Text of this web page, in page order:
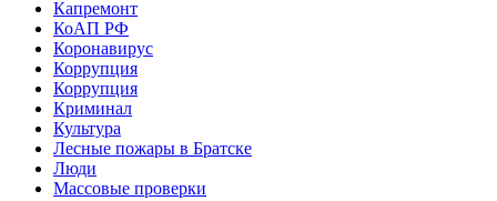
Капремонт
КоАП РФ
Коронавирус
Коррупция
Коррупция
Криминал
Культура
Лесные пожары в Братске
Люди
Массовые проверки